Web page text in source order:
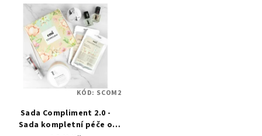
Sada Compliment 2.0 -
Sada kompletní péče o
KÓD: SCOM2